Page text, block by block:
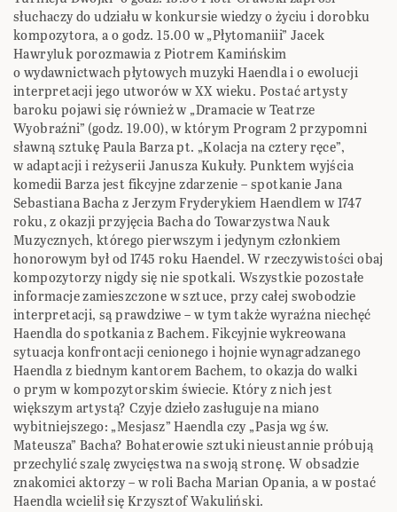
słuchaczy do udziału w konkursie wiedzy o życiu i dorobku
kompozytora, a o godz. 15.00 w „Płytomaniii” Jacek
Hawryluk porozmawia z Piotrem Kamińskim
o wydawnictwach płytowych muzyki Haendla i o ewolucji
interpretacji jego utworów w XX wieku. Postać artysty
baroku pojawi się również w „Dramacie w Teatrze
Wyobraźni” (godz. 19.00), w którym Program 2 przypomni
sławną sztukę Paula Barza pt. „Kolacja na cztery ręce”,
w adaptacji i reżyserii Janusza Kukuły. Punktem wyjścia
komedii Barza jest fikcyjne zdarzenie – spotkanie Jana
Sebastiana Bacha z Jerzym Fryderykiem Haendlem w 1747
roku, z okazji przyjęcia Bacha do Towarzystwa Nauk
Muzycznych, którego pierwszym i jedynym członkiem
honorowym był od 1745 roku Haendel. W rzeczywistości obaj
kompozytorzy nigdy się nie spotkali. Wszystkie pozostałe
informacje zamieszczone w sztuce, przy całej swobodzie
interpretacji, są prawdziwe – w tym także wyraźna niechęć
Haendla do spotkania z Bachem. Fikcyjnie wykreowana
sytuacja konfrontacji cenionego i hojnie wynagradzanego
Haendla z biednym kantorem Bachem, to okazja do walki
o prym w kompozytorskim świecie. Który z nich jest
większym artystą? Czyje dzieło zasługuje na miano
wybitniejszego: „Mesjasz” Haendla czy „Pasja wg św.
Mateusza” Bacha? Bohaterowie sztuki nieustannie próbują
przechylić szalę zwycięstwa na swoją stronę. W obsadzie
znakomici aktorzy – w roli Bacha Marian Opania, a w postać
Haendla wcielił się Krzysztof Wakuliński.